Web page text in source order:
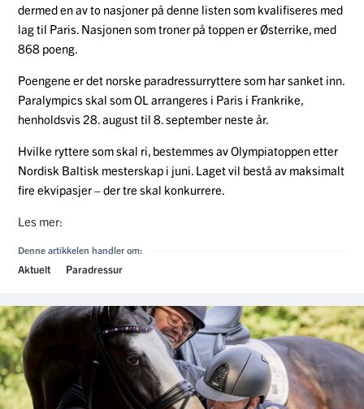
dermed en av to nasjoner på denne listen som kvalifiseres med
lag til Paris. Nasjonen som troner på toppen er Østerrike, med
868 poeng.
Poengene er det norske paradressurryttere som har sanket inn.
Paralympics skal som OL arrangeres i Paris i Frankrike,
henholdsvis 28. august til 8. september neste år.
Hvilke ryttere som skal ri, bestemmes av Olympiatoppen etter
Nordisk Baltisk mesterskap i juni. Laget vil bestå av maksimalt
fire ekvipasjer – der tre skal konkurrere.
Les mer:
Denne artikkelen handler om:
Aktuelt Paradressur